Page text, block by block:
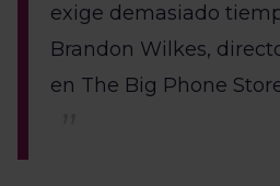
exige demasiado
Brandon Wilkes,
en The Big Phone